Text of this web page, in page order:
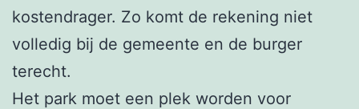
kostendrager. Zo komt de rekening niet
volledig bij de gemeente en de burger
terecht.
Het park moet een plek worden voor